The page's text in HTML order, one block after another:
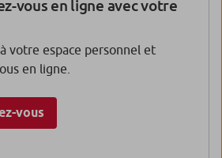
vous en ligne avec votre
votre espace personnel et
en ligne.
vous